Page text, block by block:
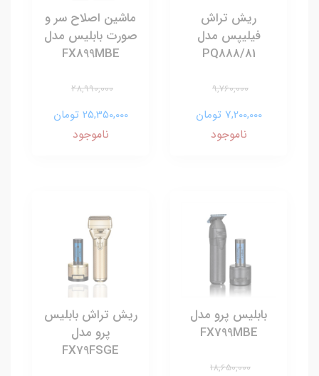
ریش تراش
فیلیپس مدل
PQ888/81
9,760,000
7,200,000 تومان
ناموجود
ماشین اصلاح سر و
صورت بابلیس مدل
FX899MBE
28,990,000
25,350,000 تومان
ناموجود
بابلیس پرو مدل
FX799MBE
18,650,000
ریش تراش بابلیس
پرو مدل
FX79FSGE